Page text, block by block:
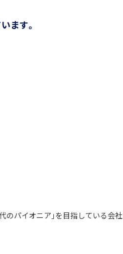
ます。
のパイオニア」を目指している会社